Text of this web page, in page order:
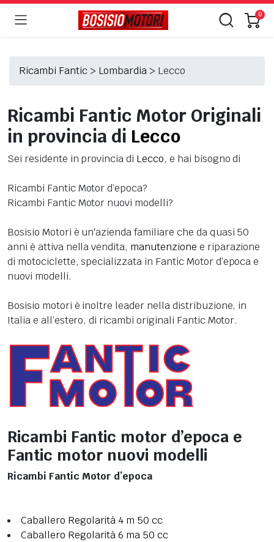
0
Ricambi Fantic> Lombardia > Lecco
Ricambi Fantic Motor Originali
in provincia di Lecco
Sei residente in provincia di Lecco, e hai bisogno di
Ricambi Fantic Motor d’epoca?
Ricambi Fantic Motor nuovi modelli?
Bosisio Motori è un'azienda familiare che da quasi 50
anni è attiva nella vendita, manutenzione e riparazione
di motociclette, specializzata in Fantic Motor d’epoca e
nuovi modelli.
Bosisio motori è inoltre leader nella distribuzione, in
Italia e all’estero, di ricambi originali Fantic Motor.
Ricambi Fantic motor d’epoca e
Fantic motor nuovi modelli
Ricambi Fantic Motor d’epoca
Caballero Regolarità 4 m 50 cc
Caballero Regolarità 6 ma 50 cc